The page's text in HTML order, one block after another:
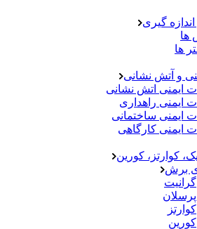
اندازه گیری
ها
ها
و آتش نشانی
ایمنی اتش نشانی
ایمنی راهداری
ایمنی ساختمانی
ایمنی کارگاهی
کوارتز، کورین
برش
گرانیت
پرسلان
کوارتز
کورین